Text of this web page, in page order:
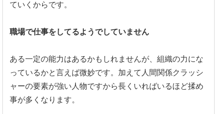
ていくからです。
職場で仕事をしてるようでしていません
ある一定の能力はあるかもしれませんが、 組織の力にな
っているかと言えば微妙です。 加えて人間関係クラッシ
ャーの要素が強い人物ですから長くいればいるほど揉め
事が多くなります。